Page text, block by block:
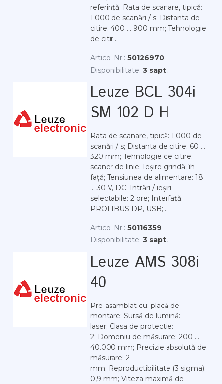
referință; Rata de scanare, tipică:
1.000 de scanări / s; Distanta de
citire: 400 ... 900 mm; Tehnologie
de citir...
Articol Nr.: 50126970
Disponibilitate: 3 sapt.
Leuze BCL 304i
SM 102 D H
Rata de scanare, tipică: 1.000 de
scanări / s; Distanta de citire: 60 ...
320 mm; Tehnologie de citire:
scaner de linie; Ieșire grindă: în
față; Tensiunea de alimentare: 18
... 30 V, DC; Intrări / ieșiri
selectabile: 2 ore; Interfață:
PROFIBUS DP, USB;...
Articol Nr.: 50116359
Disponibilitate: 3 sapt.
Leuze AMS 308i
40
Pre-asamblat cu: placă de
montare; Sursă de lumină:
laser; Clasa de protectie:
2; Domeniu de măsurare: 200 ...
40.000 mm; Precizie absolută de
măsurare: 2
mm; Reproductibilitate (3 sigma):
0,9 mm; Viteza maximă de